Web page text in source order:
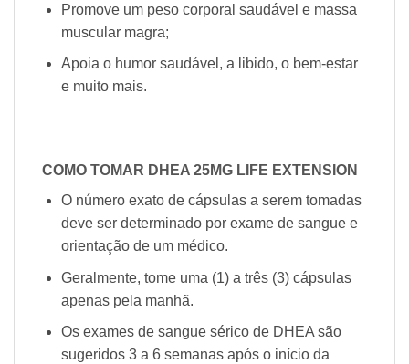
Promove um peso corporal saudável e massa
muscular magra;
Apoia o humor saudável, a libido, o bem-estar
e muito mais.
COMO TOMAR DHEA 25MG LIFE EXTENSION
O número exato de cápsulas a serem tomadas
deve ser determinado por exame de sangue e
orientação de um médico.
Geralmente, tome uma (1) a três (3) cápsulas
apenas pela manhã.
Os exames de sangue sérico de DHEA são
sugeridos 3 a 6 semanas após o início da